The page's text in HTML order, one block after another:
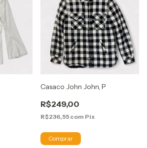
Casaco John John, P
R$249,00
R$236,55 com Pix